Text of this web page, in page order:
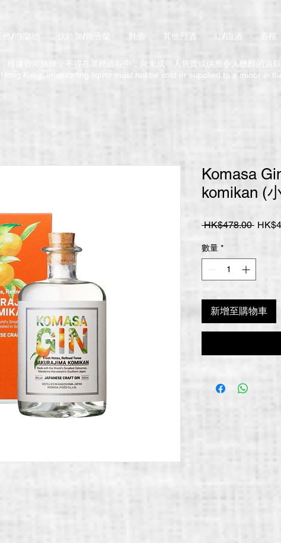
邑/白蘭地 伏特加/龍舌蘭 氈酒 其他烈酒 紅/白酒 香檳
根據香港法律，不得在業務過程中，向未成年人售賣或供應令人醺醉的酒
Hong Kong, intoxicating liquor must not be sold or supplied to a minor in
Komasa
komikan (
HK$478.00 一
格
數量 *
新增至購物車